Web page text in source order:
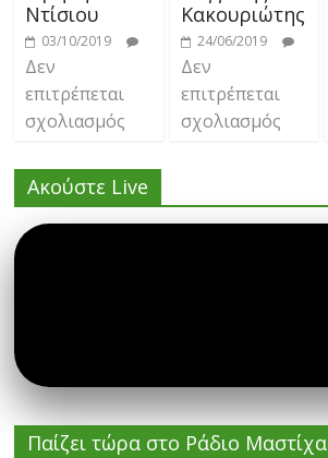
Ντίσιου
03/10/2019
Δεν
επιτρέπεται
σχολιασμός
Κακουριώτης
24/06/2019
Δεν
επιτρέπεται
σχολιασμός
Ακούστε Live
Παίζει τώρα στο Ράδιο Μαστίχα